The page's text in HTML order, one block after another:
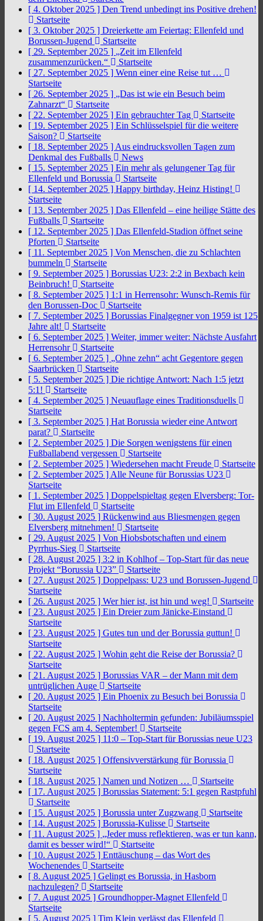
[ 4. Oktober 2025 ] Den Trend unbedingt ins Positive drehen!
Startseite
[ 3. Oktober 2025 ] Dreierkette am Feiertag: Ellenfeld und
Borussen-Jugend
Startseite
[ 29. September 2025 ] „Zeit im Ellenfeld
zusammenzurücken.“
Startseite
[ 27. September 2025 ] Wenn einer eine Reise tut …
Startseite
[ 26. September 2025 ] „Das ist wie ein Besuch beim
Zahnarzt“
Startseite
[ 22. September 2025 ] Ein gebrauchter Tag
Startseite
[ 19. September 2025 ] Ein Schlüsselspiel für die weitere
Saison?
Startseite
[ 18. September 2025 ] Aus eindrucksvollen Tagen zum
Denkmal des Fußballs
News
[ 15. September 2025 ] Ein mehr als gelungener Tag für
Ellenfeld und Borussia
Startseite
[ 14. September 2025 ] Happy birthday, Heinz Histing!
Startseite
[ 13. September 2025 ] Das Ellenfeld – eine heilige Stätte des
Fußballs
Startseite
[ 12. September 2025 ] Das Ellenfeld-Stadion öffnet seine
Pforten
Startseite
[ 11. September 2025 ] Von Menschen, die zu Schlachten
bummeln
Startseite
[ 9. September 2025 ] Borussias U23: 2:2 in Bexbach kein
Beinbruch!
Startseite
[ 8. September 2025 ] 1:1 in Herrensohr: Wunsch-Remis für
den Borussen-Doc
Startseite
[ 7. September 2025 ] Borussias Finalgegner von 1959 ist 125
Jahre alt!
Startseite
[ 6. September 2025 ] Weiter, immer weiter: Nächste Ausfahrt
Herrensohr
Startseite
[ 6. September 2025 ] „Ohne zehn“ acht Gegentore gegen
Saarbrücken
Startseite
[ 5. September 2025 ] Die richtige Antwort: Nach 1:5 jetzt
5:1!
Startseite
[ 4. September 2025 ] Neuauflage eines Traditionsduells
Startseite
[ 3. September 2025 ] Hat Borussia wieder eine Antwort
parat?
Startseite
[ 2. September 2025 ] Die Sorgen wenigstens für einen
Fußballabend vergessen
Startseite
[ 2. September 2025 ] Wiedersehen macht Freude
Startseite
[ 2. September 2025 ] Alle Neune für Borussias U23
Startseite
[ 1. September 2025 ] Doppelspieltag gegen Elversberg: Tor-
Flut im Ellenfeld
Startseite
[ 30. August 2025 ] Rückenwind aus Bliesmengen gegen
Elversberg mitnehmen!
Startseite
[ 29. August 2025 ] Von Hiobsbotschaften und einem
Pyrrhus-Sieg
Startseite
[ 28. August 2025 ] 3:2 in Kohlhof – Top-Start für das neue
Projekt “Borussia U23”
Startseite
[ 27. August 2025 ] Doppelpass: U23 und Borussen-Jugend
Startseite
[ 26. August 2025 ] Wer hier ist, ist hin und weg!
Startseite
[ 23. August 2025 ] Ein Dreier zum Jänicke-Einstand
Startseite
[ 23. August 2025 ] Gutes tun und der Borussia guttun!
Startseite
[ 22. August 2025 ] Wohin geht die Reise der Borussia?
Startseite
[ 21. August 2025 ] Borussias VAR – der Mann mit dem
untrüglichen Auge
Startseite
[ 20. August 2025 ] Ein Phoenix zu Besuch bei Borussia
Startseite
[ 20. August 2025 ] Nachholtermin gefunden: Jubiläumsspiel
gegen FCS am 4. September!
Startseite
[ 19. August 2025 ] 11:0 – Top-Start für Borussias neue U23
Startseite
[ 18. August 2025 ] Offensivverstärkung für Borussia
Startseite
[ 18. August 2025 ] Namen und Notizen …
Startseite
[ 17. August 2025 ] Borussias Statement: 5:1 gegen Rastpfuhl
Startseite
[ 15. August 2025 ] Borussia unter Zugzwang
Startseite
[ 14. August 2025 ] Borussia-Kulisse
Startseite
[ 11. August 2025 ] „Jeder muss reflektieren, was er tun kann,
damit es besser wird!“
Startseite
[ 10. August 2025 ] Enttäuschung – das Wort des
Wochenendes
Startseite
[ 8. August 2025 ] Gelingt es Borussia, in Hasborn
nachzulegen?
Startseite
[ 7. August 2025 ] Groundhopper-Magnet Ellenfeld
Startseite
[ 5. August 2025 ] Tim Klein verlässt das Ellenfeld